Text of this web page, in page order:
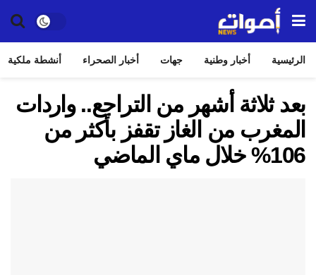
الرئيسية أخبار وطنية جهات أخبار الصحراء أنشطة ملكية
بعد ثلاثة أشهر من التراجع.. واردات
المغرب من الغاز تقفز بأكثر من
106% خلال ماي الماضي